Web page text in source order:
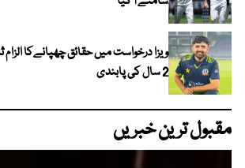
ویزا درخواست میں حقائق چھپانےکا الزام
2 سال کی پابندی
مقبول ترین خبریں